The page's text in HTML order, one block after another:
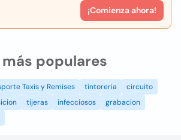
¡Comienza ahora!
populares
Taxis y Remises tintoreria
circuito
tijeras infecciosos
grabacion